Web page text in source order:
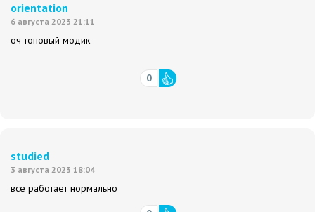
orientation
6 августа 2023 21:11
оч топовый модик
0
studied
3 августа 2023 18:04
всё работает нормально